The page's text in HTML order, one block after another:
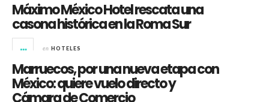
Máximo México Hotel rescata una
casona histórica en la Roma Sur
en HOTELES
Marruecos, por una nueva etapa con
México: quiere vuelo directo y
Cámara de Comercio